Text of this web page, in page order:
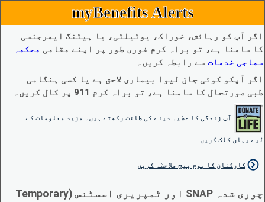
myBenefits Alerts
اگر آپ کو رہائش، خوراک، یوٹیلٹی، یا ہیٹنگ ایمرجنسی
کا سامنا ہے، تو براہ کرم فوری طور پر اپنے مقامی محکمہ
سماجی خدمات سے رابطہ کریں۔
اگر آپکو کوئی جان لیوا بیماری لاحق ہے یا کسی ہنگامی
طبی صورتحال کا سامنا ہے، تو براہ کرم 911 پر کال کریں۔
آپ زندگی کا عطیہ دینے کی طاقت رکھتے ہیں۔ مزید معلومات کے
لیے یہاں کلک کریں
کارکنان کا ہوم پیج ملاحظہ کریں
چوری شدہ SNAP اور ٹمپریری اسسٹنس (Temporary